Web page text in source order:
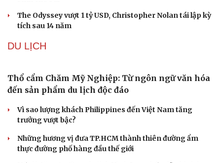
Làm đẹp - giảm cân
Phòng mạch online
Phong slư - “thư tình” bằng dân ca của người Tày
Quỹ Văn hóa, nghệ thuật
thống ở miền Tây
Phản ứng của Dwayne Johnson khi Moana bị giới phê
The Odyssey vượt 1 tỷ USD, Christopher Nolan tái lập kỳ
DU LỊCH